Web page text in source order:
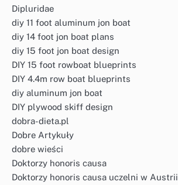
Dipluridae
diy 11 foot aluminum jon boat
diy 14 foot jon boat plans
diy 15 foot jon boat design
DIY 15 foot rowboat blueprints
DIY 4.4m row boat blueprints
diy aluminum jon boat
DIY plywood skiff design
dobra-dieta.pl
Dobre Artykuły
dobre wieści
Doktorzy honoris causa
Doktorzy honoris causa uczelni w Austrii